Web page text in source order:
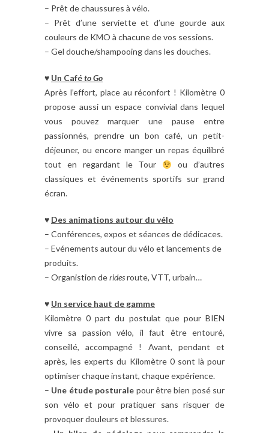
– Prêt de chaussures à vélo.
– Prêt d’une serviette et d’une gourde aux
couleurs de KMO à chacune de vos sessions.
– Gel douche/shampooing dans les douches.
♥ Un Caféto Go
Après l’effort, place au réconfort ! Kilomètre 0
propose aussi un espace convivial dans lequel
vous pouvez marquer une pause entre
passionnés, prendre un bon café, un petit-
déjeuner, ou encore manger un repas équilibré
tout en regardant le Tour
ou d’autres
classiques et événements sportifs sur grand
écran.
♥ Des animations autour du vélo
– Conférences, expos et séances de dédicaces.
– Evénements autour du vélo et lancements de
produits.
– Organistion deridesroute, VTT, urbain…
♥ Un service haut de gamme
Kilomètre 0 part du postulat que pour BIEN
vivre sa passion vélo, il faut être entouré,
conseillé, accompagné ! Avant, pendant et
après, les experts du Kilomètre 0 sont là pour
optimiser chaque instant, chaque expérience.
– Une étude posturale pour être bien posé sur
son vélo et pour pratiquer sans risquer de
provoquer douleurs et blessures.